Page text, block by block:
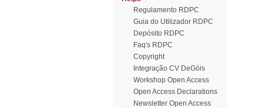
Regulamento RDPC
Guia do Utilizador RDPC
Depósito RDPC
Faq's RDPC
Copyright
Integração CV DeGóis
Workshop Open Access
Open Access Declarations
Newsletter Open Access